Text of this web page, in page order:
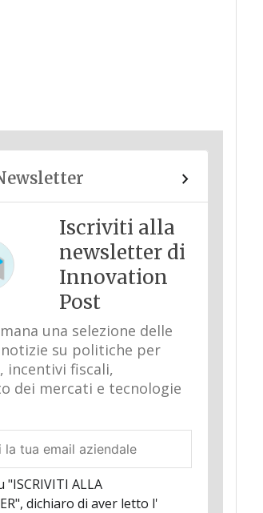
Iscriviti alla
newsletter di
Innovation
Post
una selezione delle
su politiche per
incentivi fiscali,
dei mercati e tecnologie
"ISCRIVITI ALLA
dichiaro di aver letto l'